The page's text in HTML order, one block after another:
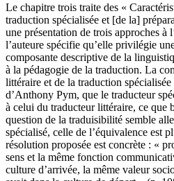
Le chapitre trois traite des «
traduction spécialisée et [de la]
une présentation de trois approches à
l’auteure spécifie qu’elle privilégie
composante descriptive de la
à la pédagogie de la traduction. La
littéraire et de la traduction
d’Anthony Pym, que le traducteur
à celui du traducteur littéraire, ce que
question de la traduisibilité semble
spécialisé, celle de l’équivalence est
résolution proposée est concrète : «
sens et la même fonction
culture d’arrivée, la même valeur